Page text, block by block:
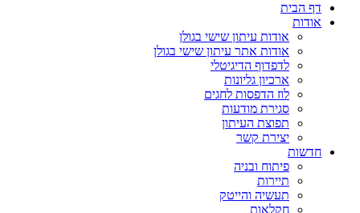
דף הבית
אודות
אודות עיתון שישי בגולן
אודות אתר עיתון שישי בגולן
לדפדוף הדיגיטלי
ארכיון גליונות
לוז הדפסות לחגים
סגירת מודעות
תפוצת העיתון
יצירת קשר
חדשות
פיתוח ובניה
תיירות
תעשיה והייטק
חקלאות